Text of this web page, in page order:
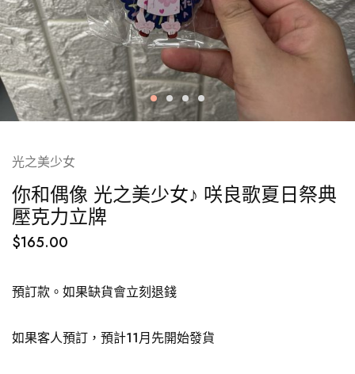
光之美少女
你和偶像 光之美少女♪ 咲良歌夏日祭典
壓克力立牌
$165.00
預訂款。如果缺貨會立刻退錢
如果客人預訂，預計11月先開始發貨